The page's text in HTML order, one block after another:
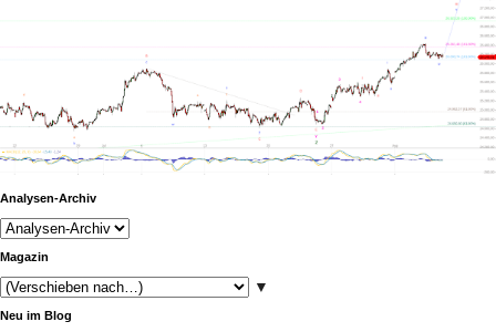
Analysen-Archiv
Magazin
▼
Neu im Blog